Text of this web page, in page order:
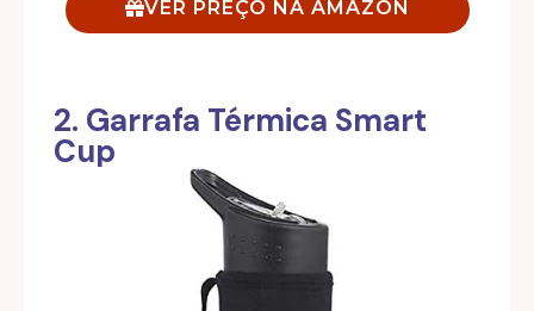
VER PREÇO NA AMAZON
2. Garrafa Térmica Smart
Cup